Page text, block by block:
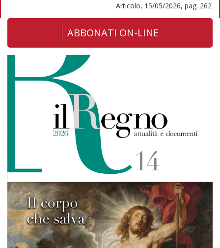
Articolo, 15/05/2026, pag. 262
ABBONATI ON-LINE